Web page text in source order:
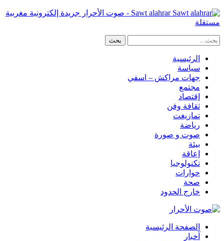
Sawt alahrar - صوت الأحرار جريدة إلكترونية مغربية
مستقلة
الرئيسية
سياسة
جهات مراكش – اسفي
مجتمع
إقتصاد
ثقافة وفن
تمازيغت
رياضة
صوت و صورة
بيئة
إعاقة
تكنولوجيا
حوارات
صحة
خارج الحدود
الصفحة الرئيسية
آخبار